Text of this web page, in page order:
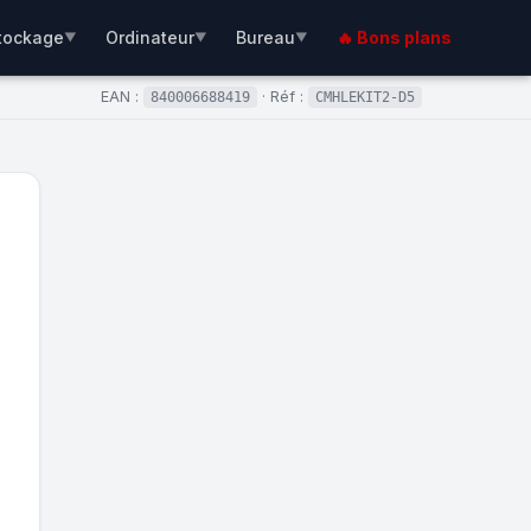
▼ Ordinateur▼ Bureau▼ 🔥 Bons plans
EAN : 840006688419 · Réf : CMHLEKIT2-D5